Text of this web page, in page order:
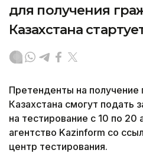
для получения
Казахстана
Претенденты на получение
Казахстана смогут подать
на тестирование с 10 по 20
агентство Kazinform со
центр тестирования.